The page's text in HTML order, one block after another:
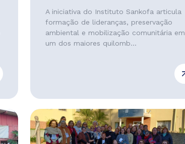
A iniciativa do Instituto Sankofa articula
formação de lideranças, preservação
ambiental e mobilização comunitária em
um dos maiores quilomb...